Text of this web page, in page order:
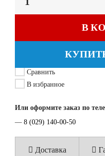
В
Сравнить
В избранное
Или оформите заказ по
— 8 (029) 140-00-50
Доставка